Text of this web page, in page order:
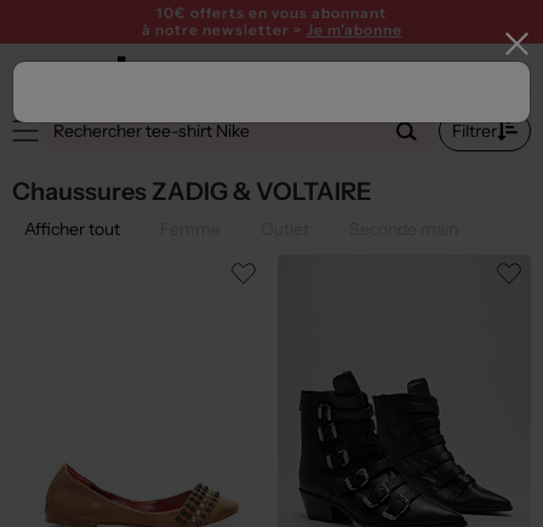
10€ offerts en vous abonnant
à notre newsletter > Je m'abonne
Filtrer
Chaussures ZADIG & VOLTAIRE
Afficher tout